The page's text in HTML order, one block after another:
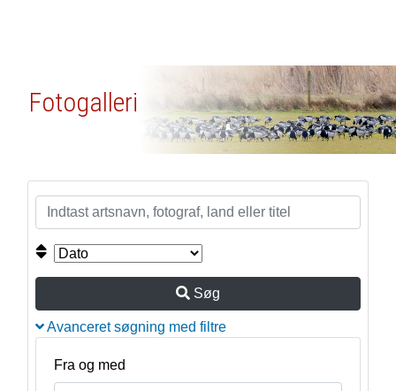
Fotogalleri
Søg
Avanceret søgning med filtre
Fra og med